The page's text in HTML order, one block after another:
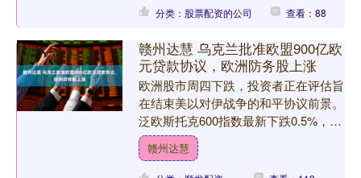
分类：股票配资的公司 查看：88
赣州达慧 乌克兰批准欧盟900亿欧
元贷款协议，欧洲防务股上涨
欧洲股市周四下跌，投资者正在评估旨
在结束美以对伊战争的和平协议前景。
泛欧斯托克600指数最新下跌0.5%，多
数板块和主要股市均处于下跌区域。
欧洲股市跟随亚太地....
赣州达慧